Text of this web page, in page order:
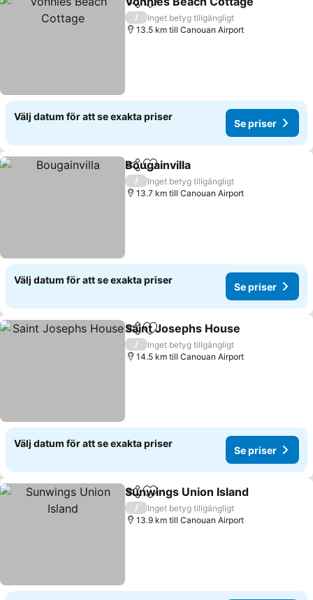
Dela Lägg till i Mina Favoriter
/
Inget betyg tillgängligt
13.5 km till Canouan Airport
Välj datum för att se exakta priser
Se priser
Dela Lägg till i Mina Favoriter
Bougainvilla
/
Inget betyg tillgängligt
13.7 km till Canouan Airport
Välj datum för att se exakta priser
Se priser
Dela Lägg till i Mina Favoriter
Saint Josephs House
/
Inget betyg tillgängligt
14.5 km till Canouan Airport
Välj datum för att se exakta priser
Se priser
Dela Lägg till i Mina Favoriter
Sunwings Union Island
/
Inget betyg tillgängligt
13.9 km till Canouan Airport